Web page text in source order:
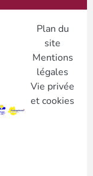
Plan du
site
Mentions
légales
Vie privée
et cookies